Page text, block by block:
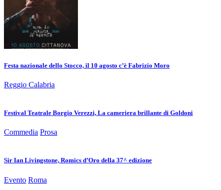
Festa nazionale dello Stocco, il 10 agosto c’è Fabrizio Moro
Reggio Calabria
Festival Teatrale Borgio Verezzi, La cameriera brillante di Goldoni
Commedia Prosa
Sir Ian Livingstone, Romics d’Oro della 37^ edizione
Evento Roma